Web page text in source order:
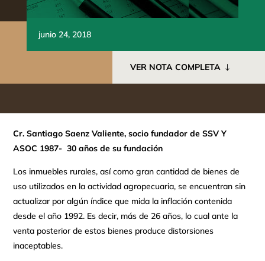
junio 24, 2018
VER NOTA COMPLETA
Cr. Santiago Saenz Valiente, socio fundador de SSV Y
ASOC 1987- 30 años de su fundación
Los inmuebles rurales, así como gran cantidad de bienes de
uso utilizados en la actividad agropecuaria, se encuentran sin
actualizar por algún índice que mida la inflación contenida
desde el año 1992. Es decir, más de 26 años, lo cual ante la
venta posterior de estos bienes produce distorsiones
inaceptables.